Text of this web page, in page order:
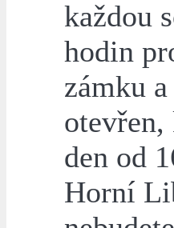
každou
hodin
zámku
den od
Horní